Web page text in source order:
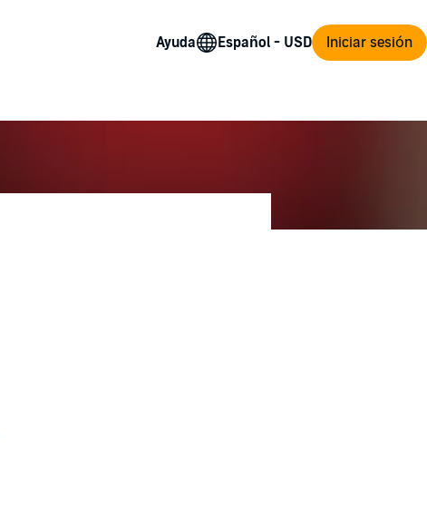
Ayuda Iniciar sesión